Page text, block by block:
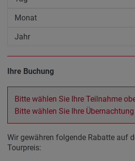
Ihre Buchung
Bitte wählen Sie Ihre Teilnahme
Bitte wählen Sie Ihre
Wir gewähren folgende Rabatte auf
Tourpreis: